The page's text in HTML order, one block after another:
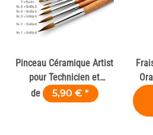
Pinceau Céramique Artist
pour Technicien et
Laboratoire Dentaire
de 5,90 € *